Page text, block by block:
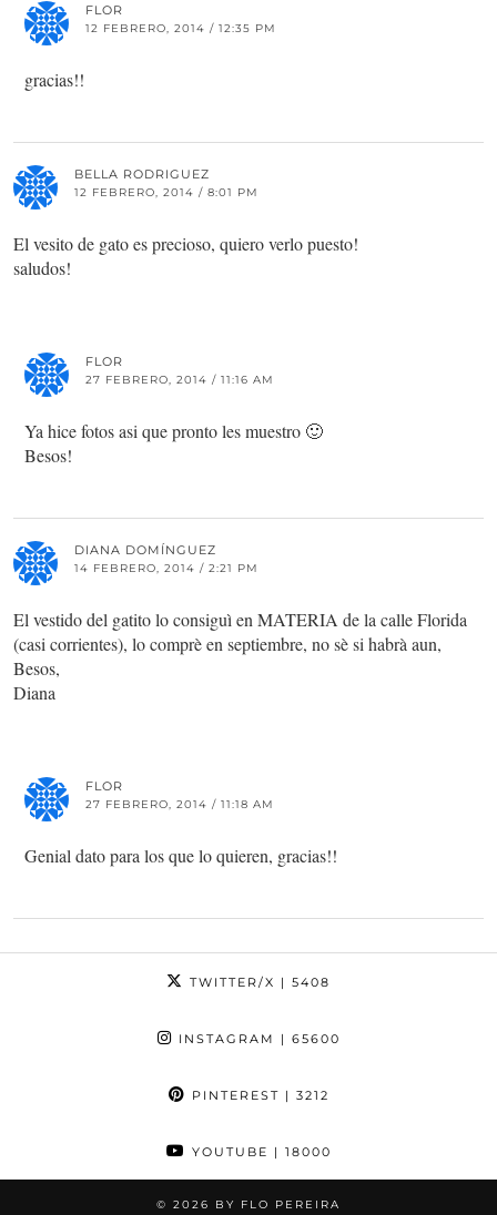
FLOR
12 FEBRERO, 2014 / 12:35 PM
gracias!!
BELLA RODRIGUEZ
12 FEBRERO, 2014 / 8:01 PM
El vesito de gato es precioso, quiero verlo puesto!
saludos!
FLOR
27 FEBRERO, 2014 / 11:16 AM
Ya hice fotos asi que pronto les muestro 🙂
Besos!
DIANA DOMÍNGUEZ
14 FEBRERO, 2014 / 2:21 PM
El vestido del gatito lo consiguì en MATERIA de la calle Florida
(casi corrientes), lo comprè en septiembre, no sè si habrà aun,
Besos,
Diana
FLOR
27 FEBRERO, 2014 / 11:18 AM
Genial dato para los que lo quieren, gracias!!
TWITTER/X | 5408
INSTAGRAM | 65600
PINTEREST | 3212
YOUTUBE | 18000
© 2026 BY FLO PEREIRA